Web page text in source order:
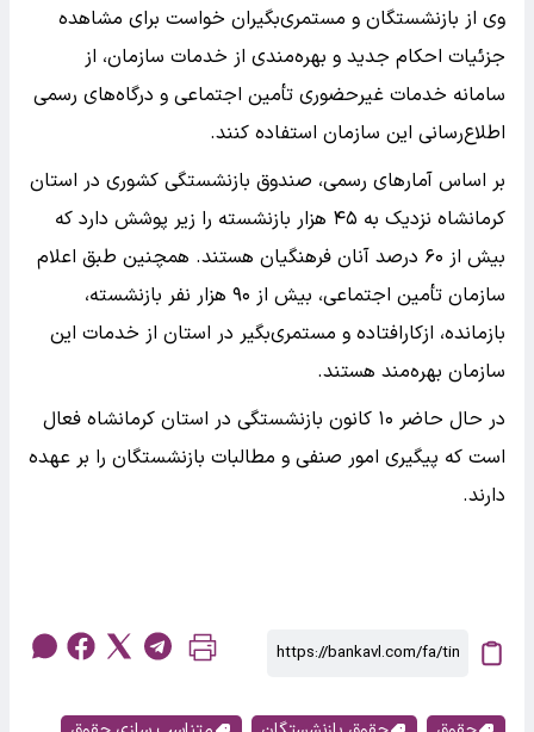
وی از بازنشستگان و مستمری‌بگیران خواست برای مشاهده
جزئیات احکام جدید و بهره‌مندی از خدمات سازمان، از
سامانه خدمات غیرحضوری تأمین اجتماعی و درگاه‌های رسمی
اطلاع‌رسانی این سازمان استفاده کنند.
بر اساس آمارهای رسمی، صندوق بازنشستگی کشوری در استان
کرمانشاه نزدیک به ۴۵ هزار بازنشسته را زیر پوشش دارد که
بیش از ۶۰ درصد آنان فرهنگیان هستند. همچنین طبق اعلام
سازمان تأمین اجتماعی، بیش از ۹۰ هزار نفر بازنشسته،
بازمانده، ازکارافتاده و مستمری‌بگیر در استان از خدمات این
سازمان بهره‌مند هستند.
در حال حاضر ۱۰ کانون بازنشستگی در استان کرمانشاه فعال
است که پیگیری امور صنفی و مطالبات بازنشستگان را بر عهده
دارند.